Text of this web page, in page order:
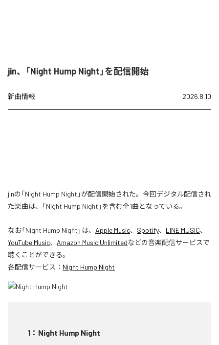
jin、「Night Hump Night」を配信開始
新曲情報 2026.8.10
jinの「Night Hump Night」が配信開始された。今回デジタル配信され
た楽曲は、「Night Hump Night」を含む全1曲となっている。
なお「Night Hump Night 」は、 Apple Music、 Spotify、 LINE MUSIC、
YouTube Music、 Amazon Music Unlimitedなどの音楽配信サービスで
聴くことができる。
各配信サービス： Night Hump Night
1 ： Night Hump Night